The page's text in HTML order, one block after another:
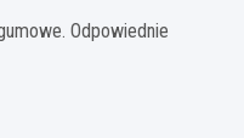
Odpowiednie